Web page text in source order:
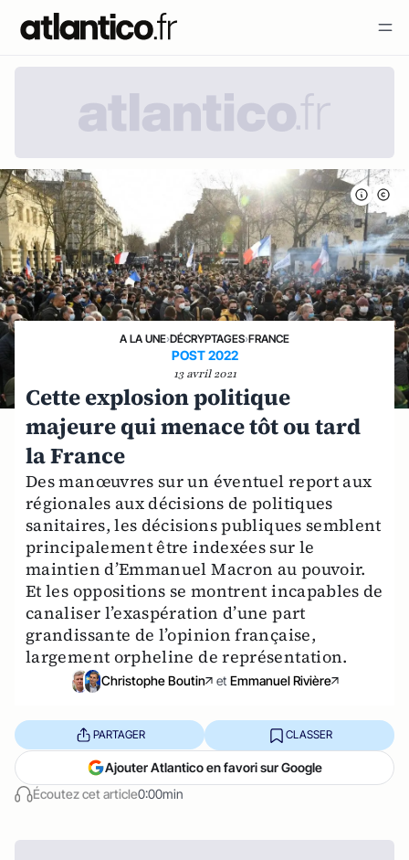
A LA UNE›DÉCRYPTAGES›FRANCE
POST 2022
13 avril 2021
Cette explosion politique
majeure qui menace tôt ou tard
la France
Des manœuvres sur un éventuel report aux
régionales aux décisions de politiques
sanitaires, les décisions publiques semblent
principalement être indexées sur le
maintien d’Emmanuel Macron au pouvoir.
Et les oppositions se montrent incapables de
canaliser l’exaspération d’une part
grandissante de l’opinion française,
largement orpheline de représentation.
Christophe Boutin et Emmanuel Rivière
Écoutez cet article0:00min
PARTAGER CLASSER
Ajouter Atlantico en favori sur Google